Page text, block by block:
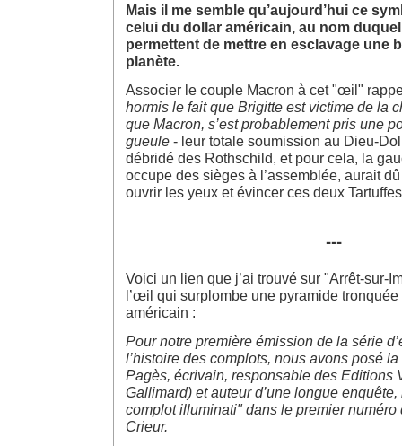
Mais il me semble qu’aujourd’hui ce
celui du dollar américain, au nom
permettent de mettre en esclavage une
planète.
Associer le couple Macron à cet "œil"
hormis le fait que Brigitte est victime de la
que Macron, s’est probablement pris une
gueule - leur totale soumission au Dieu-
débridé des Rothschild, et pour cela, la
occupe des sièges à l’assemblée, aurait
ouvrir les yeux et évincer ces deux
---
Voici un lien que j’ai trouvé sur "Arrêt-sur-
l’œil qui surplombe une pyramide
américain :
Pour notre première émission de la série
l’histoire des complots, nous avons posé
Pagès, écrivain, responsable des Editions
Gallimard) et auteur d’une longue
complot illuminati" dans le premier numéro
Crieur.